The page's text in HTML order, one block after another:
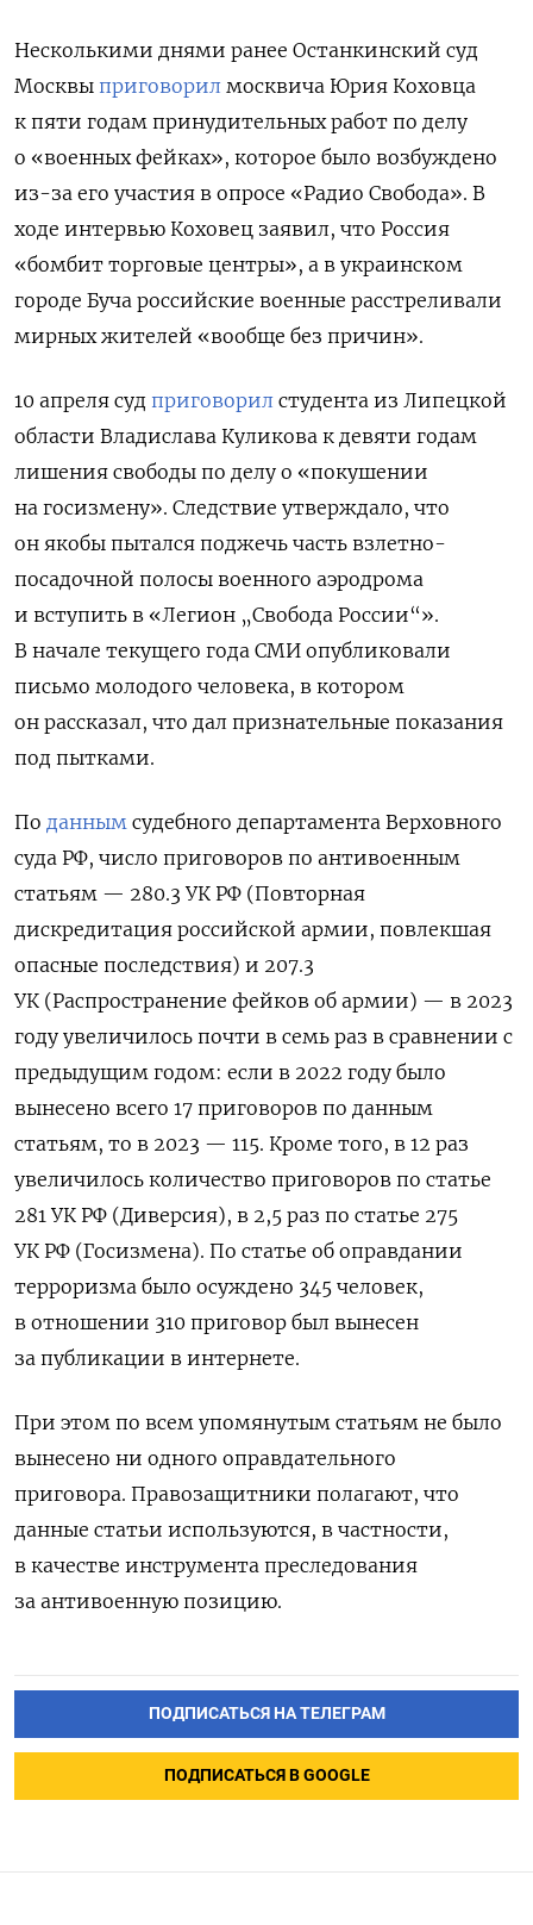
Несколькими днями ранее Останкинский суд
Москвы приговорил москвича Юрия Коховца
к пяти годам принудительных работ по делу
о «военных фейках», которое было возбуждено
из-за его участия в опросе «Радио Свобода». В
ходе интервью Коховец заявил, что Россия
«бомбит торговые центры», а в украинском
городе Буча российские военные расстреливали
мирных жителей «вообще без причин».
10 апреля суд приговорил студента из Липецкой
области Владислава Куликова к девяти годам
лишения свободы по делу о «покушении
на госизмену». Следствие утверждало, что
он якобы пытался поджечь часть взлетно-
посадочной полосы военного аэродрома
и вступить в «Легион „Свобода России“».
В начале текущего года СМИ опубликовали
письмо молодого человека, в котором
он рассказал, что дал признательные показания
под пытками.
По данным судебного департамента Верховного
суда РФ, число приговоров по антивоенным
статьям — 280.3 УК РФ (Повторная
дискредитация российской армии, повлекшая
опасные последствия) и 207.3
УК (Распространение фейков об армии) — в 2023
году увеличилось почти в семь раз в сравнении с
предыдущим годом: если в 2022 году было
вынесено всего 17 приговоров по данным
статьям, то в 2023 — 115. Кроме того, в 12 раз
увеличилось количество приговоров по статье
281 УК РФ (Диверсия), в 2,5 раз по статье 275
УК РФ (Госизмена). По статье об оправдании
терроризма было осуждено 345 человек,
в отношении 310 приговор был вынесен
за публикации в интернете.
При этом по всем упомянутым статьям не было
вынесено ни одного оправдательного
приговора. Правозащитники полагают, что
данные статьи используются, в частности,
в качестве инструмента преследования
за антивоенную позицию.
ПОДПИСАТЬСЯ НА ТЕЛЕГРАМ
ПОДПИСАТЬСЯ В GOOGLE